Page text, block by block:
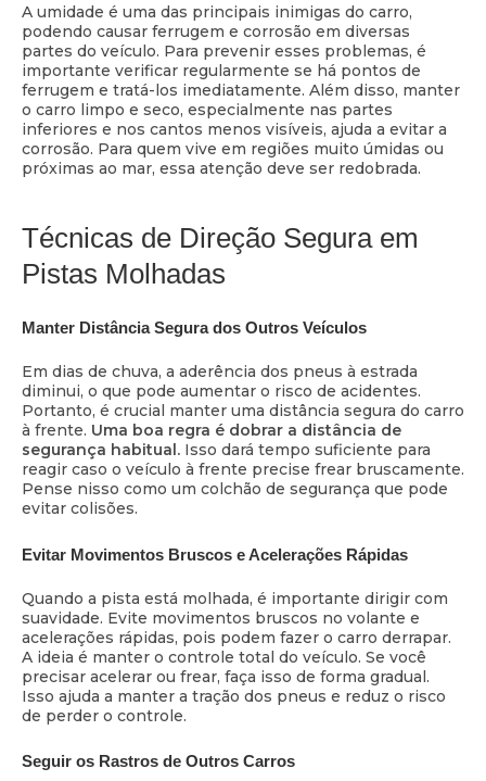
A umidade é uma das principais inimigas do carro,
podendo causar ferrugem e corrosão em diversas
partes do veículo. Para prevenir esses problemas, é
importante verificar regularmente se há pontos de
ferrugem e tratá-los imediatamente. Além disso, manter
o carro limpo e seco, especialmente nas partes
inferiores e nos cantos menos visíveis, ajuda a evitar a
corrosão. Para quem vive em regiões muito úmidas ou
próximas ao mar, essa atenção deve ser redobrada.
Técnicas de Direção Segura em
Pistas Molhadas
Manter Distância Segura dos Outros Veículos
Em dias de chuva, a aderência dos pneus à estrada
diminui, o que pode aumentar o risco de acidentes.
Portanto, é crucial manter uma distância segura do carro
à frente. Uma boa regra é dobrar a distância de
segurança habitual. Isso dará tempo suficiente para
reagir caso o veículo à frente precise frear bruscamente.
Pense nisso como um colchão de segurança que pode
evitar colisões.
Evitar Movimentos Bruscos e Acelerações Rápidas
Quando a pista está molhada, é importante dirigir com
suavidade. Evite movimentos bruscos no volante e
acelerações rápidas, pois podem fazer o carro derrapar.
A ideia é manter o controle total do veículo. Se você
precisar acelerar ou frear, faça isso de forma gradual.
Isso ajuda a manter a tração dos pneus e reduz o risco
de perder o controle.
Seguir os Rastros de Outros Carros